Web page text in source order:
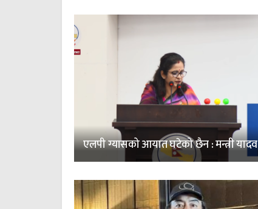
एलपी ग्यासको आयात घटेको छैन : मन्त्री यादव